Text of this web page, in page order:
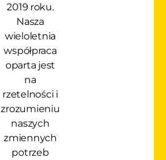
2019 roku.
Nasza
wieloletnia
współpraca
oparta jest
na
rzetelności i
zrozumieniu
naszych
zmiennych
potrzeb